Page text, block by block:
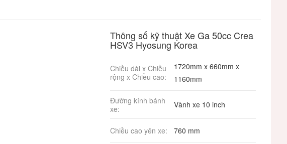
Thông số kỹ thuật Xe Ga 50cc Crea
HSV3 Hyosung Korea
Chiều dài x Chiều
rộng x Chiều cao:
1720mm x 660mm x
1160mm
Đường kính bánh
xe:
Vành xe 10 inch
Chiều cao yên xe: 760 mm